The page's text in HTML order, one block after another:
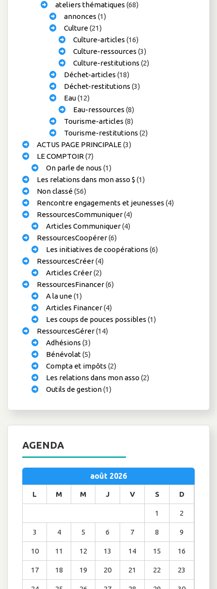
ateliers thématiques (68)
annonces (1)
Culture(21)
Culture-articles (16)
Culture-ressources (3)
Culture-restitutions (2)
Déchet-articles (18)
Déchet-restitutions (3)
Eau(12)
Eau-ressources (8)
Tourisme-articles (8)
Tourisme-restitutions (2)
ACTUS PAGE PRINCIPALE(3)
LE COMPTOIR (7)
On parle de nous (1)
Les relations dans mon asso $ (1)
Non classé(56)
Rencontre engagements et jeunesses (4)
RessourcesCommuniquer(4)
Articles Communiquer(4)
RessourcesCoopérer(6)
Les initiatives de coopérations (6)
RessourcesCréer(4)
Articles Créer(2)
RessourcesFinancer(6)
A la une(1)
Articles Financer(4)
Les coups de pouces possibles (1)
RessourcesGérer(14)
Adhésions (3)
Bénévolat(5)
Compta et impôts (2)
Les relations dans mon asso (2)
Outils de gestion(1)
AGENDA
août 2026
L M M J V S D
1 2
3 4 5 6 7 8 9
10 11 12 13 14 15 16
17 18 19 20 21 22 23